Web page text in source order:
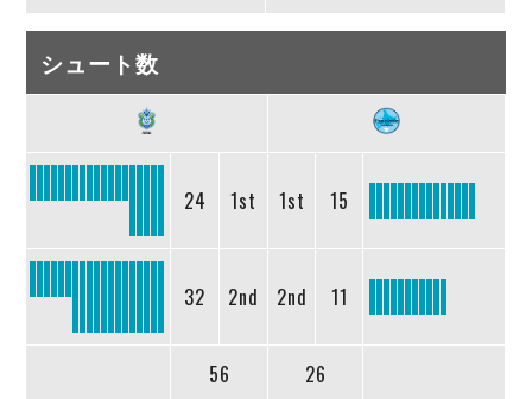
シュート数
24 1st 1st 15
32 2nd 2nd 11
56 26